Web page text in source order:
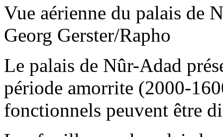
Vue aérienne du palais de
Georg Gerster/Rapho
Le palais de Nûr-Adad
période amorrite (2000-
fonctionnels peuvent être